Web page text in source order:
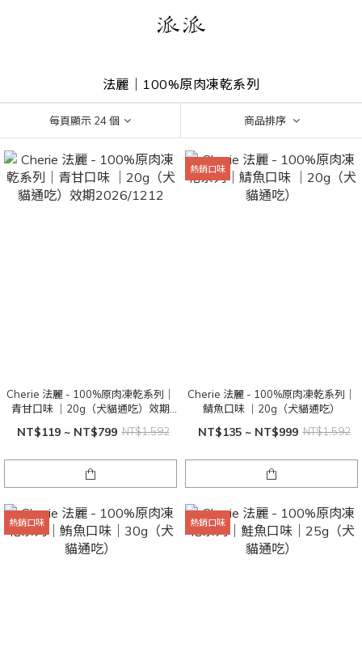
法麗｜100%原肉凍乾系列
每頁顯示 24 個 商品排序
Cherie 法麗 - 100%原肉凍乾系列｜
青甘口味 ｜20g（犬貓通吃）效期
2026/1212
NT$119 ~ NT$799 NT$1,592
熱銷口味
Cherie 法麗 - 100%原肉凍乾系列｜
鯖魚口味 ｜20g（犬貓通吃）
NT$135 ~ NT$999 NT$1,592
熱銷口味 熱銷口味